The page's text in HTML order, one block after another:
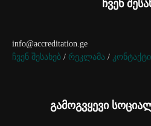
ჩვენ
info@accreditation.ge
ჩვენ შესახებ / რეკლამა / კონტაქტი
გამოგვყევი